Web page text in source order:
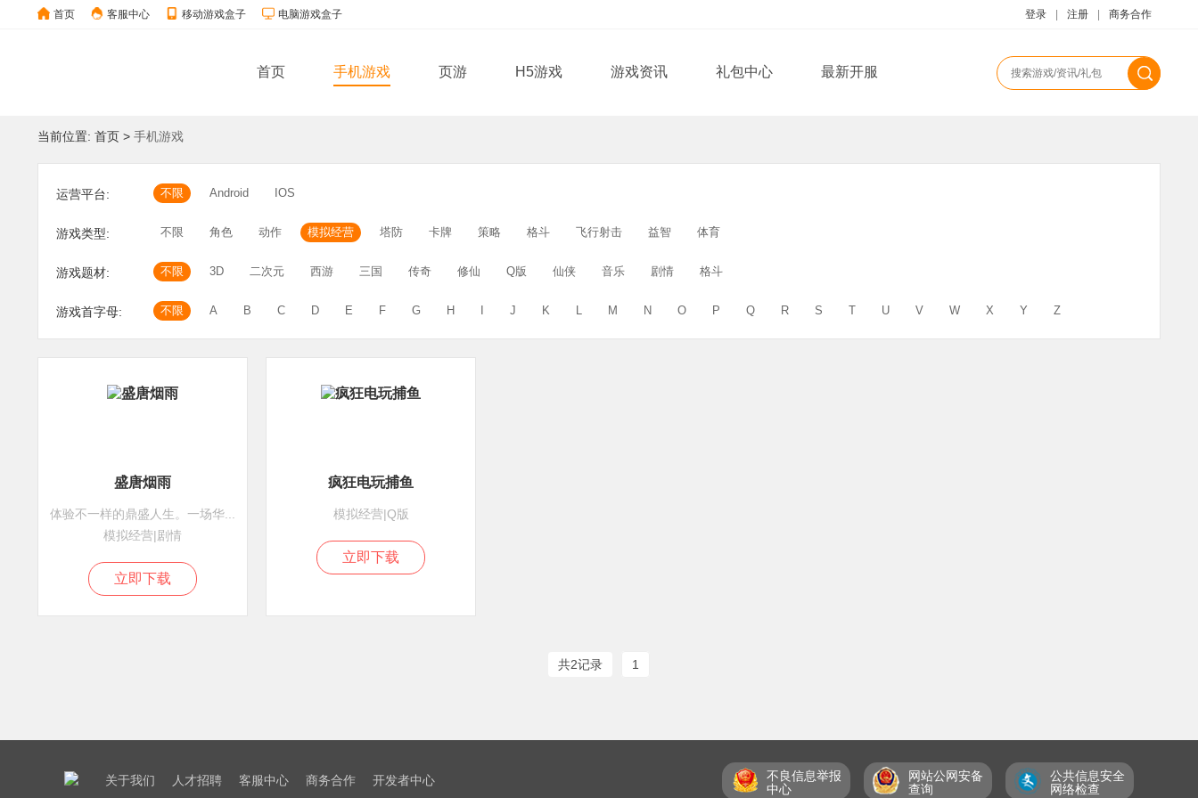
首页 客服中心 移动游戏盒子 电脑游戏盒子 登录 注册 商务合作
首页 手机游戏 页游 H5游戏 游戏资讯 礼包中心 最新开服
当前位置: 首页 > 手机游戏
运营平台: 不限 Android IOS
游戏类型: 不限 角色 动作 模拟经营 塔防 卡牌 策略 格斗 飞行射击 益智 体育
游戏题材: 不限 3D 二次元 西游 三国 传奇 修仙 Q版 仙侠 音乐 剧情 格斗
游戏首字母: 不限 A B C D E F G H J K L M N O P Q R S T U V W X Y Z
盛唐烟雨
体验不一样的鼎盛人生。一场华...
模拟经营|剧情
立即下载
疯狂电玩捕鱼
模拟经营|Q版
立即下载
共2记录 1
关于我们 人才招聘 客服中心 商务合作 开发者中心
公共信息安全
网络检查
网站公网安备
查询
不良信息举报
中心